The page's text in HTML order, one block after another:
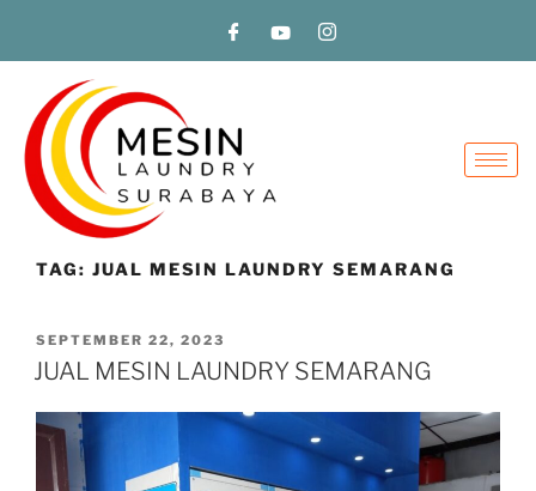
TAG: JUAL MESIN LAUNDRY SEMARANG
SEPTEMBER 22, 2023
JUAL MESIN LAUNDRY SEMARANG